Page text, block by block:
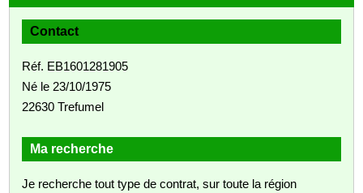
Contact
Réf. EB1601281905
Né le 23/10/1975
22630 Trefumel
Ma recherche
Je recherche tout type de contrat, sur toute la région